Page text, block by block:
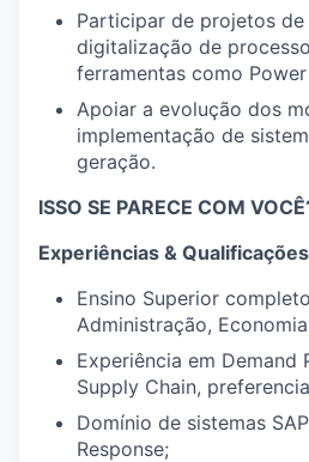
Participar de projetos
digitalização de
ferramentas como Power
Apoiar a evolução dos
implementação de
geração.
ISSO SE PARECE COM
Experiências & Qualificações
Ensino Superior
Administração,
Experiência em Demand
Supply Chain,
Domínio de sistemas
Response;